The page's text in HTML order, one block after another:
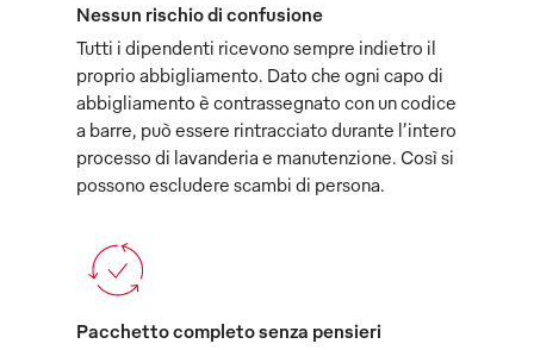
Nessun rischio di confusione
Tutti i dipendenti ricevono sempre indietro il
proprio abbigliamento. Dato che ogni capo di
abbigliamento è contrassegnato con un codice
a barre, può essere rintracciato durante l’intero
processo di lavanderia e manutenzione. Così si
possono escludere scambi di persona.
Pacchetto completo senza pensieri